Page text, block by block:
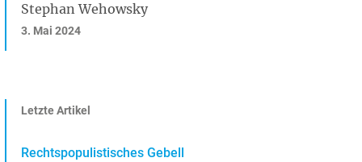
Stephan Wehowsky
3. Mai 2024
Letzte Artikel
Rechtspopulistisches Gebell